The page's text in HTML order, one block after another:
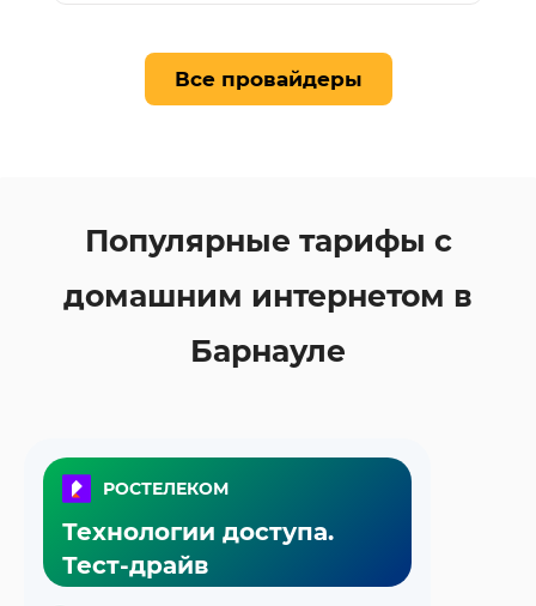
Все провайдеры
Популярные тарифы с
домашним интернетом в
Барнауле
РОСТЕЛЕКОМ
Технологии доступа.
Тест-драйв